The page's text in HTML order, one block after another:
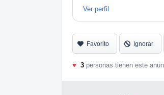
Ver perfil
Favorito Ignorar
♥ 3 personas tienen este